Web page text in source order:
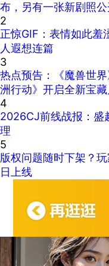
布，另有一张新剧照
2
正惊GIF：表情如此羞
人遐想连篇
3
热点预告：《魔兽世
洲行动》开启全新宝藏
4
2026CJ前线战报：盛
理
5
版权问题随时下架？
日上线